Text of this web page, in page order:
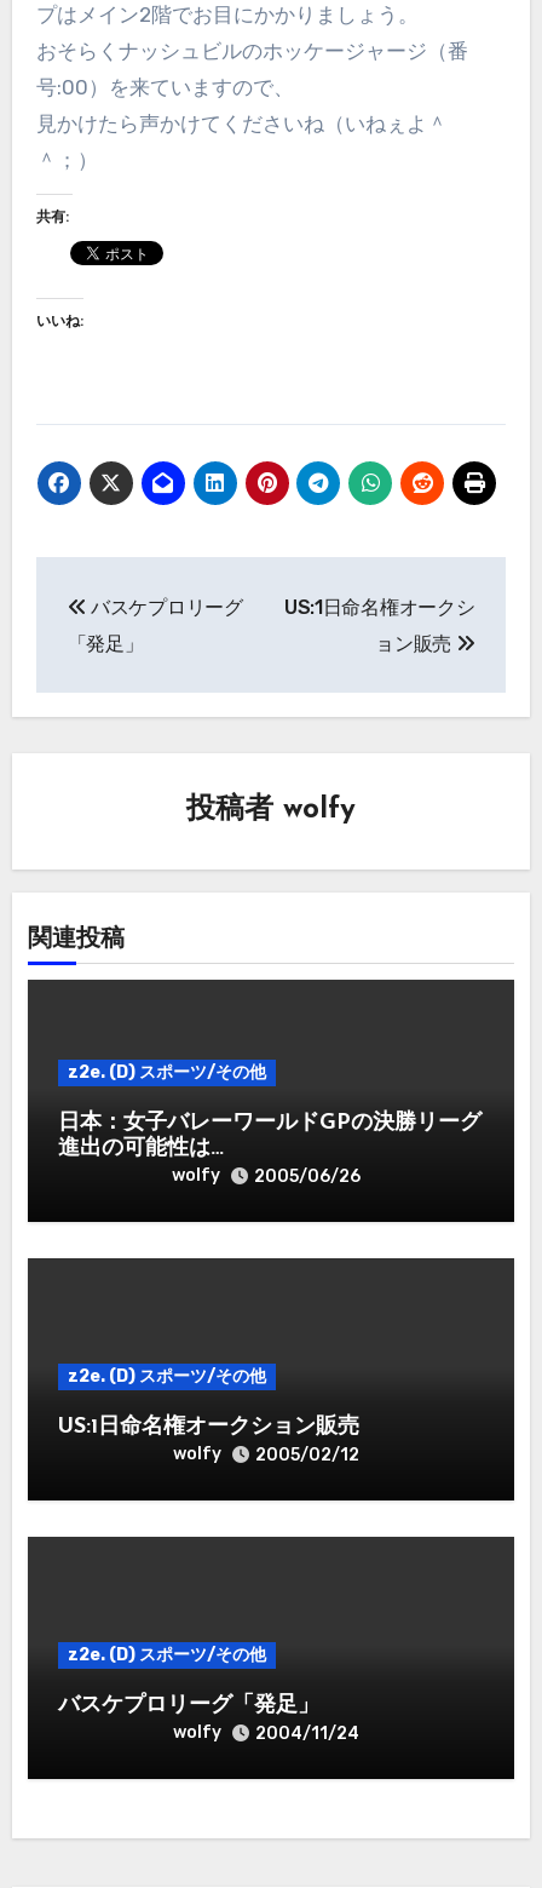
プはメイン2階でお目にかかりましょう。
おそらくナッシュビルのホッケージャージ（番
号:00）を来ていますので、
見かけたら声かけてくださいね（いねぇよ＾
＾；）
共有:
いいね:
ビ
シ
ョ
ン
バスケプロリーグ
「発足」
US:1日命名権オークシ
ョン販売
投稿者 wolfy
関連投稿
z2e. (D) スポーツ/その他
日本：女子バレーワールドGPの決勝リーグ
進出の可能性は…
wolfy 2005/06/26
z2e. (D) スポーツ/その他
US:1日命名権オークション販売
wolfy 2005/02/12
z2e. (D) スポーツ/その他
バスケプロリーグ「発足」
wolfy 2004/11/24